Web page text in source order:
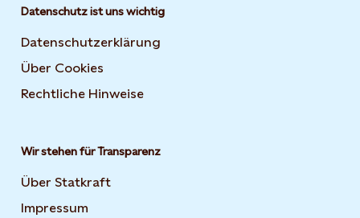
Datenschutz ist uns wichtig
Datenschutzerklärung
Über Cookies
Rechtliche Hinweise
Wir stehen für Transparenz
Über Statkraft
Impressum